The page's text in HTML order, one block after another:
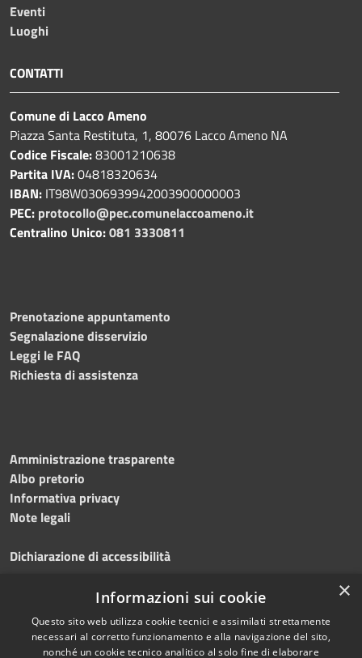
Eventi
Luoghi
CONTATTI
Comune di Lacco Ameno
Piazza Santa Restituta, 1, 80076 Lacco Ameno NA
Codice Fiscale:83001210638
Partita IVA:04818320634
IBAN: IT98W0306939942003900000003
PEC: protocollo@pec.comunelaccoameno.it
Centralino Unico:081 3330811
Prenotazione appuntamento
Segnalazione disservizio
Leggi le FAQ
Richiesta di assistenza
Amministrazione trasparente
Albo pretorio
Informativa privacy
Note legali
Dichiarazione di accessibilità
Obiettivi accessibilità 2026
×
Informazioni sui cookie
Questo sito web utilizza cookie tecnici e assimilati strettamente
necessari al corretto funzionamento e alla navigazione del sito,
nonché un cookie tecnico analitico al solo fine di elaborare